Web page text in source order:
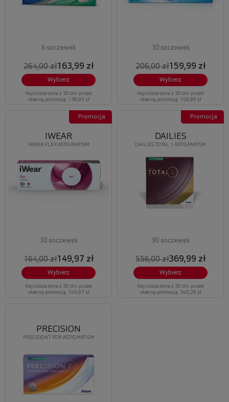
6 soczewek
264,00 zł163,99 zł
Wybierz
Najniższa cena z 30 dni przed
obecną promocją: 138,95 zł
30 soczewek
206,00 zł159,99 zł
Wybierz
Najniższa cena z 30 dni przed
obecną promocją: 159,99 zł
Promocja
IWEAR FLEX ASTIGMATISM
IWEAR
30 soczewek
164,00 zł149,97 zł
Wybierz
Najniższa cena z 30 dni przed
obecną promocją: 149,97 zł
Promocja
DAILIES TOTAL 1 ASTIGMATISM
DAILIES
90 soczewek
556,00 zł369,99 zł
Wybierz
Najniższa cena z 30 dni przed
obecną promocją: 340,29 zł
PRECISION7 FOR ASTIGMATISM
PRECISION